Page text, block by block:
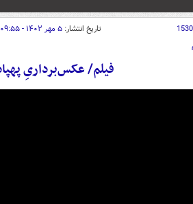
تاریخ انتشار: ۵ مهر ۱۴۰۲ - ۰۹:۵۵
فیلم/ عکس‌برداریِ پهپاد شاهد ۱۲۳ از یک